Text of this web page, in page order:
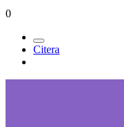
0
Citera